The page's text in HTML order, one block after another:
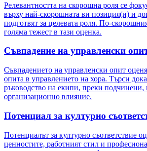
Релевантността на скорошна роля се
върху най-скорошната ви позиция(и) и
подготвят за целевата роля. По-
голяма тежест в тази оценка.
Съвпадение на управленски
Съвпадението на управленски опит
опита в управлението на хора. Търси
ръководство на екипи, преки подчинени,
организационно влияние.
Потенциал за културно
Потенциалът за културно съответствие
ценностите, работният стил и